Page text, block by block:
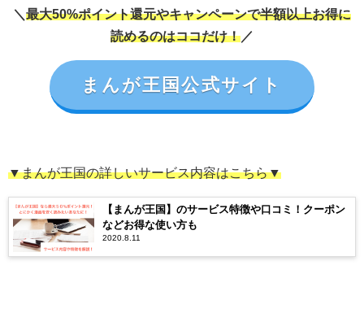
＼ 最大50%ポイント還元やキャンペーンで半額以上お得に
読めるのはココだけ！ ／
まんが王国公式サイト
▼まんが王国の詳しいサービス内容はこちら▼
【まんが王国】のサービス特徴や口コミ！クーポン
などお得な使い方も
2020.8.11